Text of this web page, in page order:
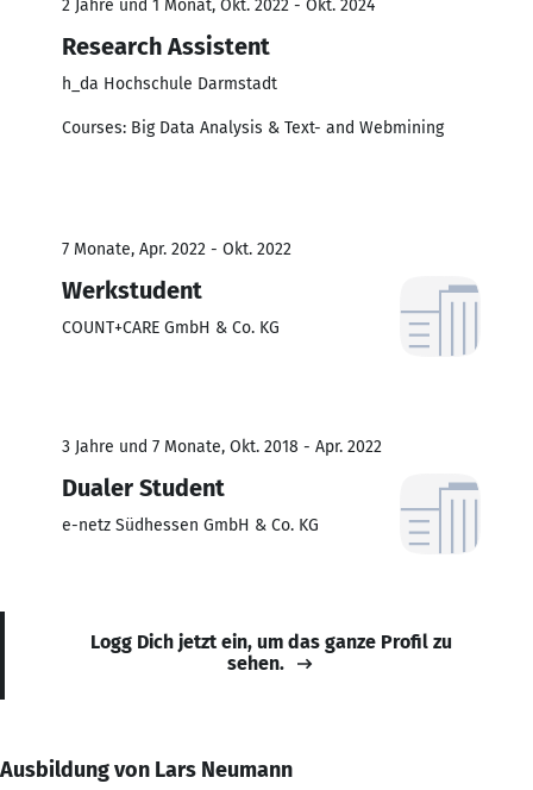
2 Jahre und 1 Monat, Okt. 2022 - Okt. 2024
Research Assistent
h_da Hochschule Darmstadt
Courses: Big Data Analysis & Text- and Webmining
7 Monate, Apr. 2022 - Okt. 2022
Werkstudent
COUNT+CARE GmbH & Co. KG
3 Jahre und 7 Monate, Okt. 2018 - Apr. 2022
Dualer Student
e-netz Südhessen GmbH & Co. KG
Logg Dich jetzt ein, um das ganze Profil zu
sehen.
Ausbildung von Lars Neumann